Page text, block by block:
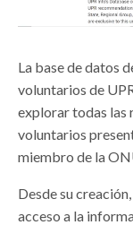
La base de datos
voluntarios de
explorar todas las
voluntarios
miembro de la
Desde su
acceso a la